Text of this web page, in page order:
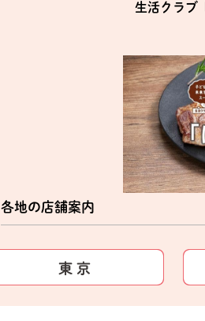
生活クラブ
各地の店舗案内